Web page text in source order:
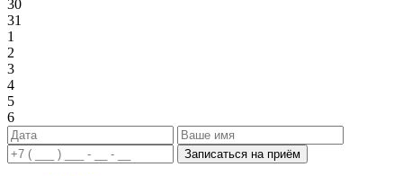
30
31
1
2
3
4
5
6
Записаться на приём